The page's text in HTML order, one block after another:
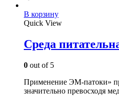
В корзину
Quick View
Среда
0 out of 5
Применение ЭМ-патоки»
значительно превосходя